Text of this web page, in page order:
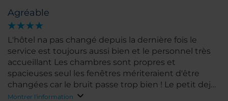
Agréable
L'hôtel na pas changé depuis la dernière fois le
service est toujours aussi bien et le personnel très
accueillant Les chambres sont propres et
spacieuses seul les fenêtres mériteraient d'être
changées car le bruit passe trop bien ! Le petit dej
est vraiment au top et les repas sont pas mal non
Montrer l'information